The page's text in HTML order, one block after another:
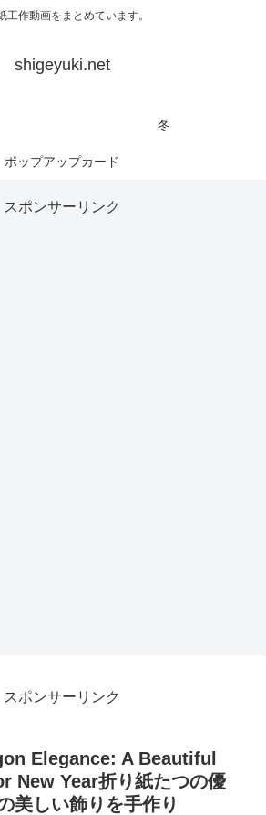
工作動画をまとめています。
shigeyuki.net
冬
ポップアップカード
スポンサーリンク
スポンサーリンク
Elegance: A Beautiful
New Year折り紙たつの優
美しい飾りを手作り